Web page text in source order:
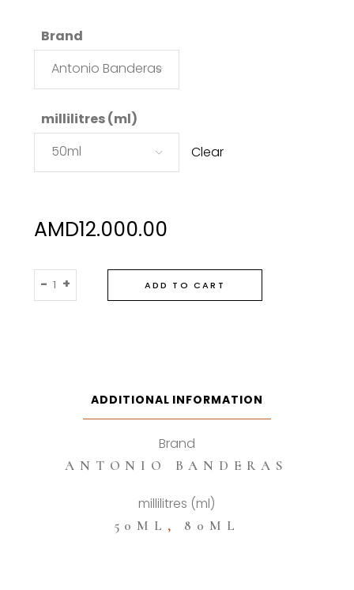
Brand
Antonio Banderas
millilitres (ml)
50ml
Clear
AMD12.000.00
Antonio
Banderas
quantity
- + ADD TO CART
ADDITIONAL INFORMATION
Brand
ANTONIO BANDERAS
millilitres (ml)
50ML , 80ML